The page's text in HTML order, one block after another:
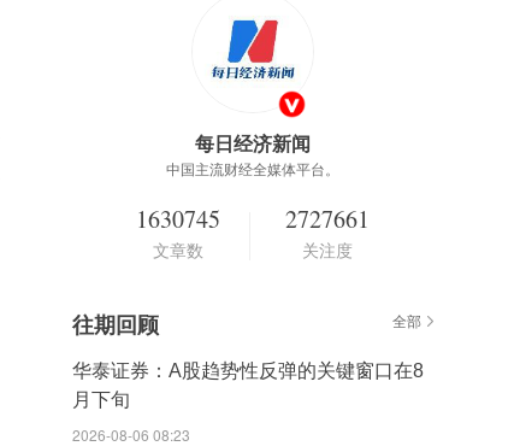
每日经济新闻
中国主流财经全媒体平台。
1630745
文章数
2727661
关注度
往期回顾 全部
华泰证券：A股趋势性反弹的关键窗口在8
月下旬
2026-08-06 08:23